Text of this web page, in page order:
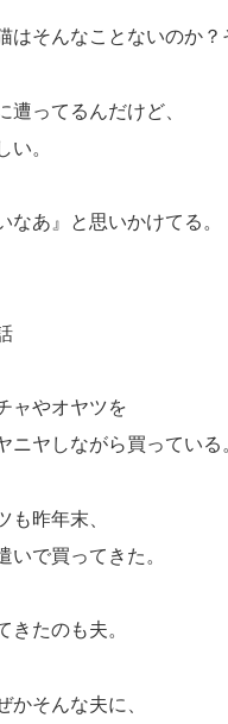
はそんなことないのか
遭ってるんだけど、
い。
なあ』と思いかけてる。
ャやオヤツを
ニヤしながら買っている
も昨年末、
いで買ってきた。
きたのも夫。
かそんな夫に、